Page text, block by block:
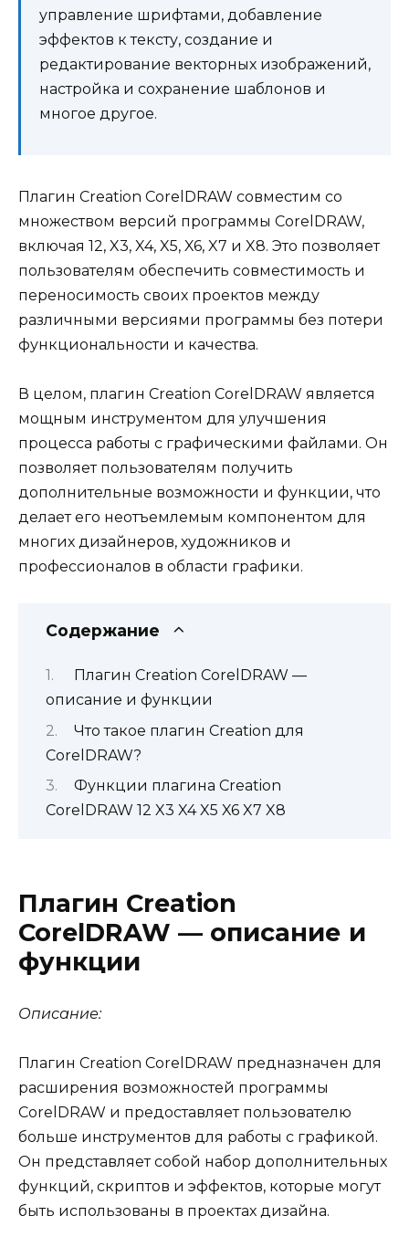
управление шрифтами, добавление
эффектов к тексту, создание и
редактирование векторных изображений,
настройка и сохранение шаблонов и
многое другое.
Плагин Creation CorelDRAW совместим со
множеством версий программы CorelDRAW,
включая 12, X3, X4, X5, X6, X7 и X8. Это позволяет
пользователям обеспечить совместимость и
переносимость своих проектов между
различными версиями программы без потери
функциональности и качества.
В целом, плагин Creation CorelDRAW является
мощным инструментом для улучшения
процесса работы с графическими файлами. Он
позволяет пользователям получить
дополнительные возможности и функции, что
делает его неотъемлемым компонентом для
многих дизайнеров, художников и
профессионалов в области графики.
Содержание
Плагин Creation CorelDRAW —
описание и функции
Что такое плагин Creation для
CorelDRAW?
Функции плагина Creation
CorelDRAW 12 X3 X4 X5 X6 X7 X8
Плагин Creation
CorelDRAW — описание и
функции
Описание:
Плагин Creation CorelDRAW предназначен для
расширения возможностей программы
CorelDRAW и предоставляет пользователю
больше инструментов для работы с графикой.
Он представляет собой набор дополнительных
функций, скриптов и эффектов, которые могут
быть использованы в проектах дизайна.